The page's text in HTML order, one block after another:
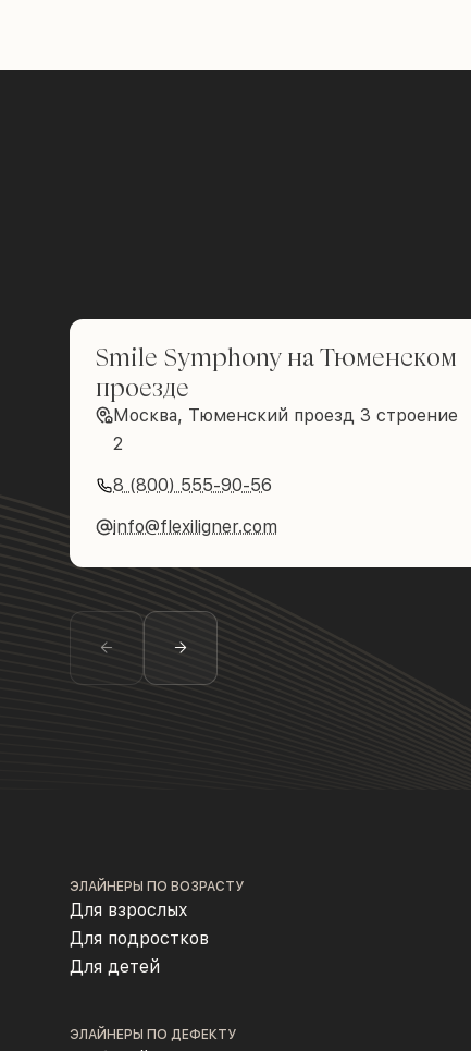
Smile Symphony на Тюменском
проезде
Москва, Тюменский проезд 3 строение
2
8 (800) 555-90-56
info@flexiligner.com
ЭЛАЙНЕРЫ ПО ВОЗРАСТУ
Для взрослых
Для подростков
Для детей
ЭЛАЙНЕРЫ ПО ДЕФЕКТУ